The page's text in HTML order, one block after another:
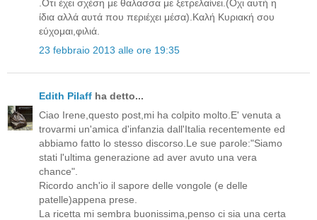
.Οτι έχει σχέση με θαλασσα με ξετρελαίνει.(Οχι αυτή η
ίδια αλλά αυτά που περιέχει μέσα).Καλή Κυριακή σου
εύχομαι,φιλιά.
23 febbraio 2013 alle ore 19:35
Edith Pilaff ha detto...
Ciao Irene,questo post,mi ha colpito molto.E' venuta a
trovarmi un'amica d'infanzia dall'Italia recentemente ed
abbiamo fatto lo stesso discorso.Le sue parole:"Siamo
stati l'ultima generazione ad aver avuto una vera
chance".
Ricordo anch'io il sapore delle vongole (e delle
patelle)appena prese.
La ricetta mi sembra buonissima,penso ci sia una certa